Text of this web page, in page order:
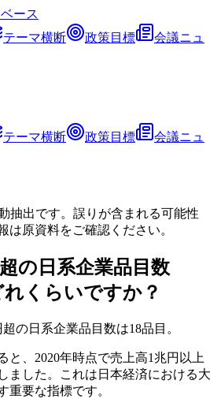
ース
テーマ横断 政策目標
会議ニュ
テーマ横断 政策目標
会議ニュ
抽出です。誤りが含まれる可能性
は原資料をご確認ください。
の日系企業品目数
れくらいですか？
の日系企業品目数は18品目。
と、2020年時点で売上高1兆円以上
ました。これは日本経済における大
重要な指標です。